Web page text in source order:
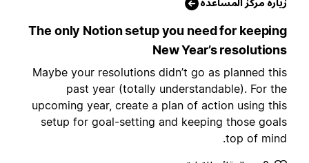
مركز المساعدة
The only Notion setup you need for
New Year’s
Maybe your resolutions didn’t go as planned
past year (totally understandable). For
upcoming year, create a plan of action using
setup for goal-setting and keeping those
top of